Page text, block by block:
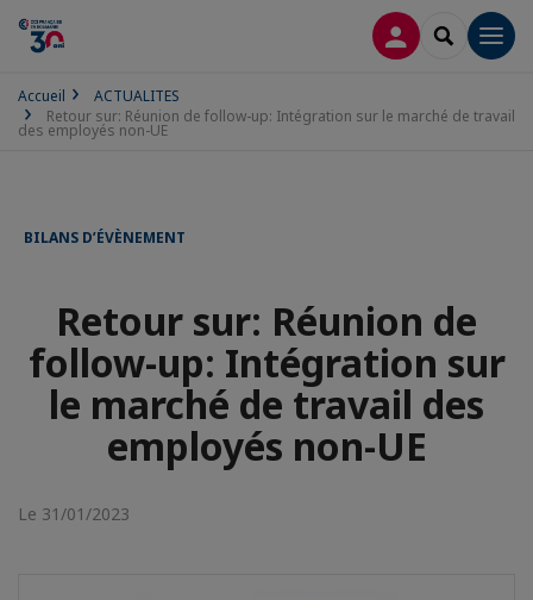
CONNEXION
Accueil
ACTUALITES
Retour sur: Réunion de follow-up: Intégration sur le marché de travail
des employés non-UE
BILANS D’ÉVÈNEMENT
Retour sur: Réunion de
follow-up: Intégration sur
le marché de travail des
employés non-UE
Le 31/01/2023